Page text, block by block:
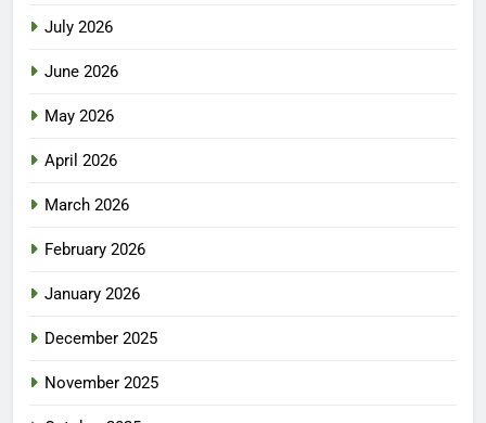
July 2026
June 2026
May 2026
April 2026
March 2026
February 2026
January 2026
December 2025
November 2025